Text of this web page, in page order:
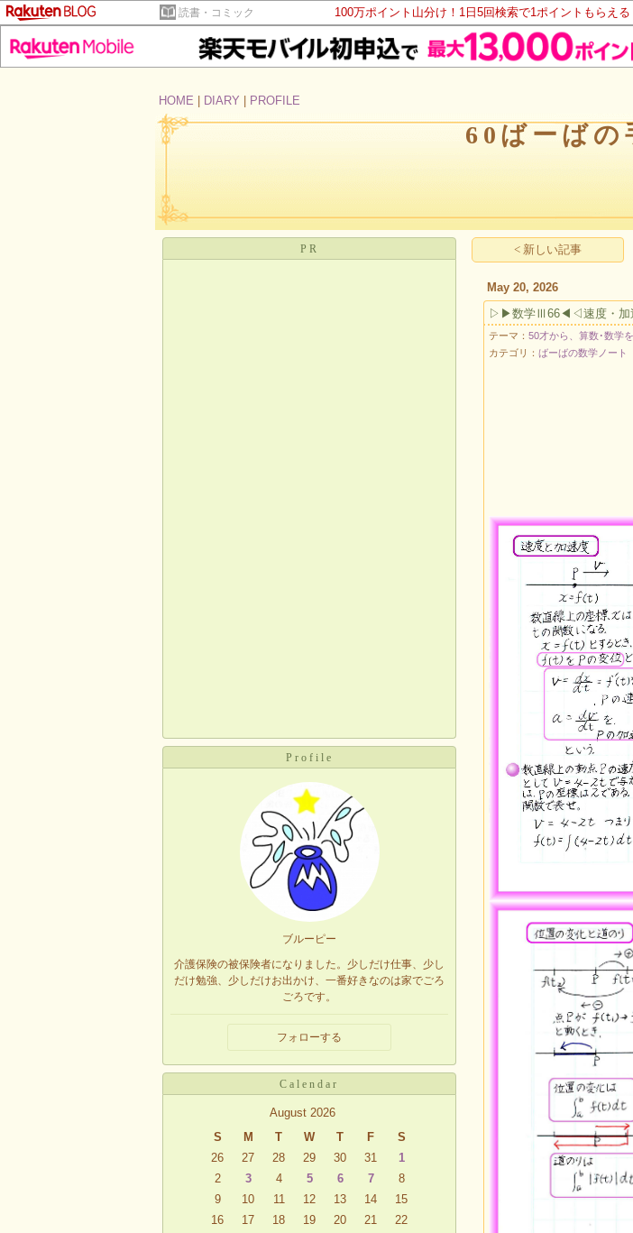
読書・コミック 100万ポイント山分け！1日5回検索で1ポイントもらえる
HOME
DIARY PROFILE
60ばーばの
PR
Profile
ブルーピー
介護保険の被保険者になりました。少しだけ仕事、少し
だけ勉強、少しだけお出かけ、一番好きなのは家でごろ
ごろです。
フォローする
Calendar
August 2026
S
M T W T F
S
26
27 28 29 30 31
1
2
3 4 5 6 7
8
9
10 11 12 13 14
15
16
17 18 19 20 21
22
< 新しい記事
May 20, 2026
▷▶数学Ⅲ66◀◁速度・加
テーマ：50才から、算数･数学
カテゴリ：ばーばの数学ノート